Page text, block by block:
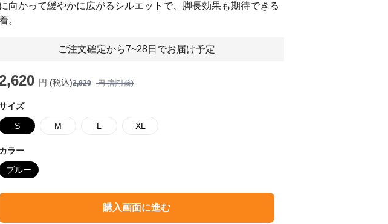
向かって緩やかに広がるシルエットで、脚長効果も期待できる
。
ご注文確定から7~28日でお届け予定
円 (税込)2,920 円 (割引前)
イズ
S M L XL
カラー
ブルー
購入画面に進む